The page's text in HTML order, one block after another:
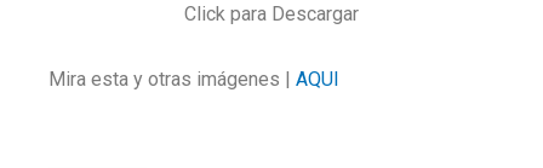
Click para Descargar
Mira esta y otras imágenes | AQUI